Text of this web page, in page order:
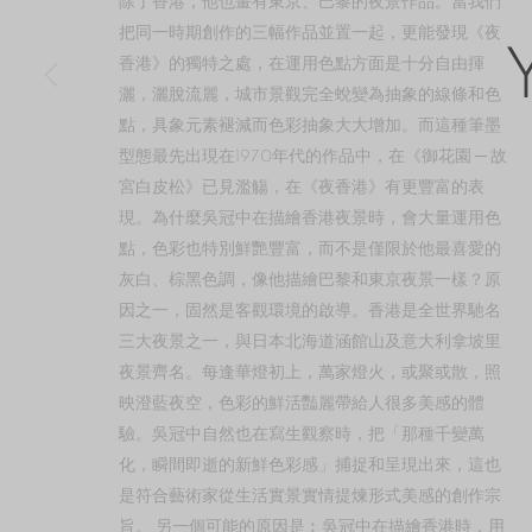
把同一時期創作的三幅作品並置一起，更能發現《夜
香港》的獨特之處，在運用色點方面是十分自由揮
灑，灑脫流麗，城市景觀完全蛻變為抽象的線條和色
點，具象元素褪減而色彩抽象大大增加。而這種筆墨
型態最先出現在1970年代的作品中，在《御花園 ─ 故
宮白皮松》已見濫觴，在《夜香港》有更豐富的表
現。為什麼吳冠中在描繪香港夜景時，會大量運用色
點，色彩也特別鮮艷豐富，而不是僅限於他最喜愛的
灰白、棕黑色調，像他描繪巴黎和東京夜景一樣？原
因之一，固然是客觀環境的啟導。香港是全世界馳名
三大夜景之一，與日本北海道涵館山及意大利拿坡里
夜景齊名。每逢華燈初上，萬家燈火，或聚或散，照
映澄藍夜空，色彩的鮮活豔麗帶給人很多美感的體
驗。吳冠中自然也在寫生觀察時，把「那種千變萬
化，瞬間即逝的新鮮色彩感」捕捉和呈現出來，這也
是符合藝術家從生活實景實情提煉形式美感的創作宗
旨。 另一個可能的原因是︰吳冠中在描繪香港時，用